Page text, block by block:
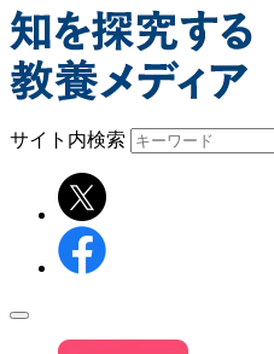
サイト内検索